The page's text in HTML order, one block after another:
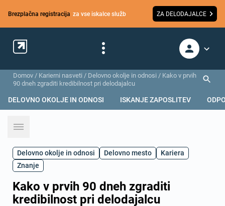
Brezplačna registracija za vse iskalce služb ZA DELODAJALCE
Domov / Karierni nasveti / Delovno okolje in odnosi / Kako v prvih
90 dneh zgraditi kredibilnost pri delodajalcu
DELOVNO OKOLJE IN ODNOSI ISKANJE ZAPOSLITEV
Delovno okolje in odnosi Delovno mesto
Kariera
Znanje
Kako v prvih 90 dneh zgraditi
kredibilnost pri delodajalcu